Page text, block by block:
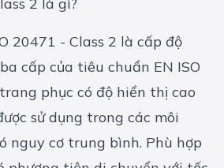
2 là gì?
20471 - Class 2 là cấp độ
cấp của tiêu chuẩn EN ISO
phục có độ hiển thị cao
sử dụng trong các môi
nguy cơ trung bình. Phù hợp